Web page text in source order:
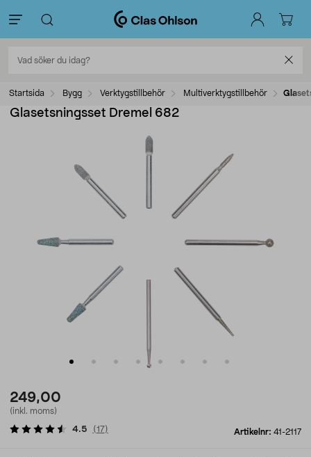
Startsida Bygg Verktygstillbehör Multiverktygstillbehör
Glasetsningsset Dremel 682
249,00
(inkl. moms)
Artikelnr: 41-2117
4.5 (17)